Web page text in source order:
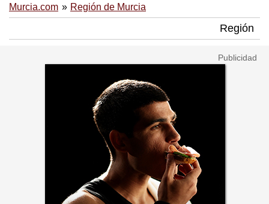
Murcia.com Región de Murcia
Región